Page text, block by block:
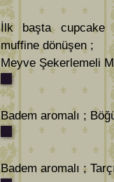
İlk başta cupcake
muffine dönüşen ;
Meyve Şekerlemeli
Badem aromalı ;
Badem aromalı ;